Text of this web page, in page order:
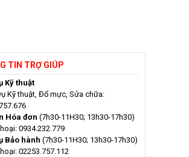
TIN TRỢ GIÚP
Kỹ thuật
Kỹ thuật, Đổ mực, Sửa chữa:
Hóa đơn (7h30-11H30; 13h30-17h30)
0934.232.779
Bảo hành (7h30-11H30; 13h30-17h30)
02253.757.112